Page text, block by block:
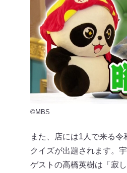
©MBS
また、店には1人で来る
クイズが出題されます。
ゲストの高橋英樹は「寂